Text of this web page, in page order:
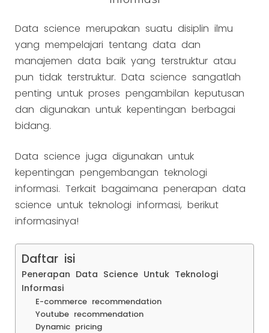
Data science merupakan suatu disiplin ilmu
yang mempelajari tentang data dan
manajemen data baik yang terstruktur atau
pun tidak terstruktur. Data science sangatlah
penting untuk proses pengambilan keputusan
dan digunakan untuk kepentingan berbagai
bidang.
Data science juga digunakan untuk
kepentingan pengembangan teknologi
informasi. Terkait bagaimana penerapan data
science untuk teknologi informasi, berikut
informasinya!
Daftar isi
Penerapan Data Science Untuk Teknologi
Informasi
E-commerce recommendation
Youtube recommendation
Dynamic pricing